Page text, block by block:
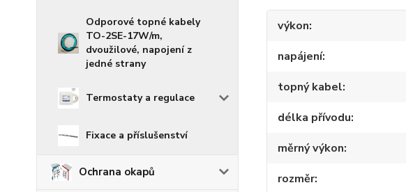
Odporové topné kabely
TO-2SE-17W/m,
dvoužilové, napojení z
jedné strany
Termostaty a regulace
Fixace a příslušenství
Ochrana okapů
výkon
napájení
topný kabel
délka přívodu
měrný výkon
rozměr